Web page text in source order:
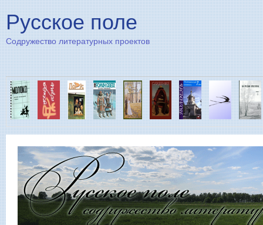
Русское поле
Содружество литературных проектов